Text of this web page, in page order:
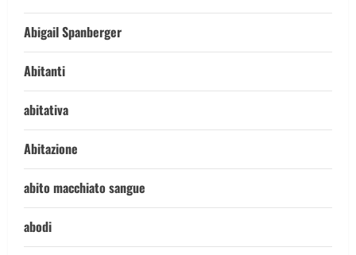
Abigail Spanberger
Abitanti
abitativa
Abitazione
abito macchiato sangue
abodi